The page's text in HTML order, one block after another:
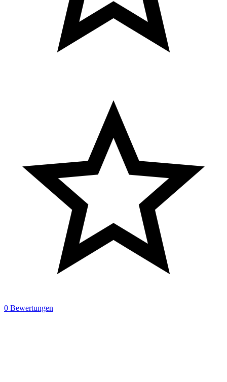
0 Bewertungen